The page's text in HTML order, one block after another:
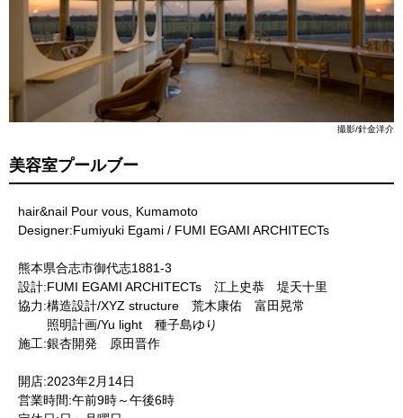
撮影/針金洋介
美容室プールブー
hair&nail Pour vous, Kumamoto
Designer:Fumiyuki Egami / FUMI EGAMI ARCHITECTs
熊本県合志市御代志1881-3
設計:FUMI EGAMI ARCHITECTs 江上史恭 堤天十里
協力:構造設計/XYZ structure 荒木康佑 富田晃常
照明計画/Yu light 種子島ゆり
施工:銀杏開発 原田晋作
開店:2023年2月14日
営業時間:午前9時～午後6時